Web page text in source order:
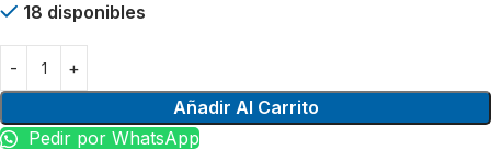
18 disponibles
Añadir Al Carrito
Pedir por WhatsApp